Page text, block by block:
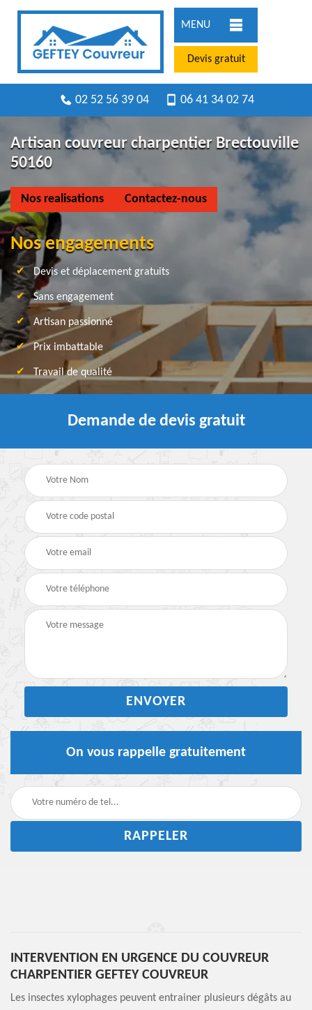
MENU
Devis gratuit
02 52 56 39 04 06 41 34 02 74
Artisan couvreur charpentier Brectouville
50160
Nos realisations Contactez-nous
Nos engagements
Devis et déplacement gratuits
Sans engagement
Artisan passionné
Prix imbattable
Travail de qualité
Demande de devis gratuit
On vous rappelle gratuitement
INTERVENTION EN URGENCE DU COUVREUR
CHARPENTIER GEFTEY COUVREUR
Les insectes xylophages peuvent entrainer plusieurs dégâts au